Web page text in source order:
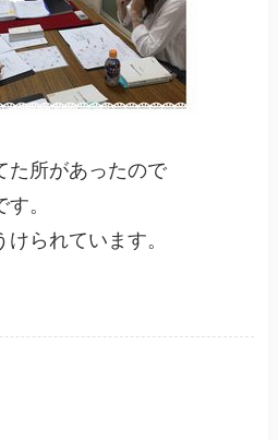
た所があったので
。
られています。